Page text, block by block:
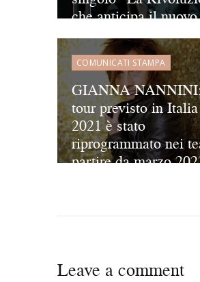
che anticipa il nuovo
album omonimo di
COMUNICATI STAMPA
GIANNA
tour previsto in
2021 è stato
riprogrammato nei
partire da marzo
Leave a comment